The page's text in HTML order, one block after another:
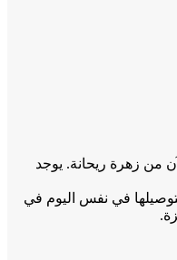
من زهرة ريحانة. يوجد
في نفس اليوم في